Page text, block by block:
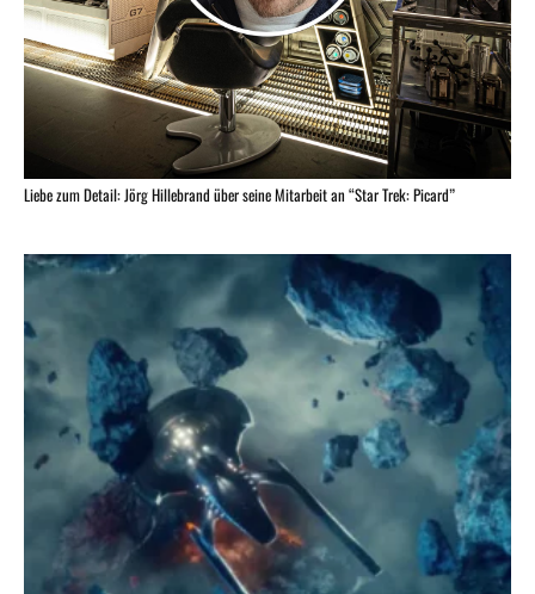
Liebe zum Detail: Jörg Hillebrand über seine Mitarbeit an “Star Trek: Picard”